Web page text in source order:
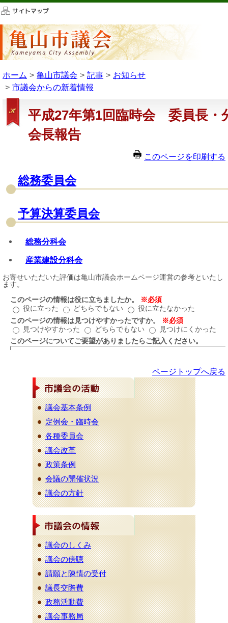
ホーム 亀山市議会 記事
お知らせ
市議会からの新着情報
平成27年第1回臨時会 委員長・
会長報告
このページを印刷する
総務委員会
予算決算委員会
総務分科会
産業建設分科会
ページトップへ戻る
議会基本条例
定例会・臨時会
各種委員会
議会改革
政策条例
会議の開催状況
議会の方針
議会のしくみ
議会の傍聴
請願と陳情の受付
議長交際費
政務活動費
議会事務局